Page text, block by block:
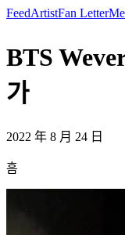
FeedArtistFan Letter
BTS
가
2022 年 8 月 24 日
흠